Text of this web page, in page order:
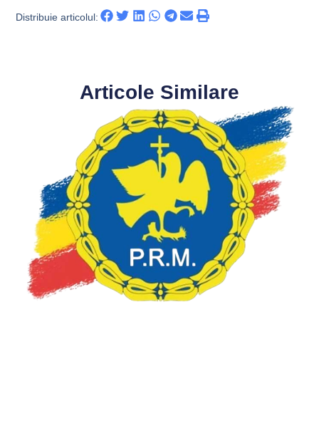
Distribuie articolul:
Articole Similare